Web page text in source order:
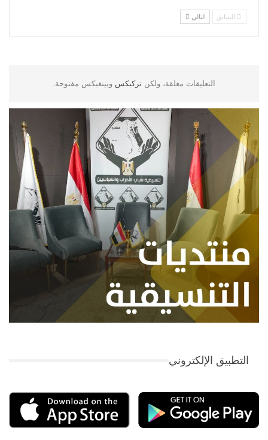
السابق التالي
التعليقات مغلقة، ولكن تركبكس وبينغبكس مفتوحة.
التطبيق الإلكتروني